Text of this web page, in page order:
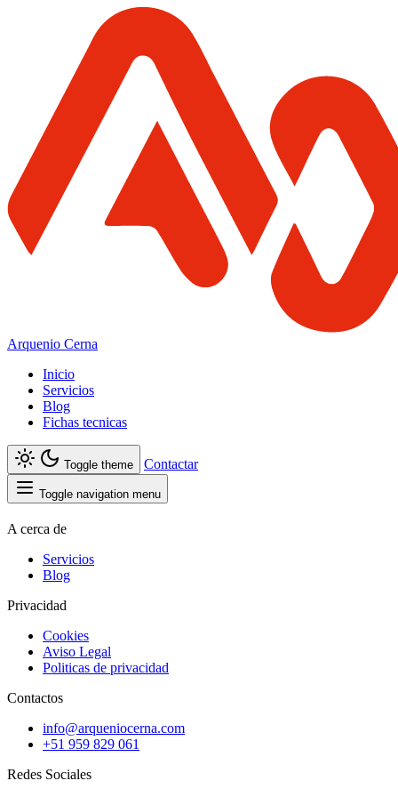
Arquenio Cerna
Inicio
Servicios
Blog
Fichas tecnicas
Toggle theme Contactar
Toggle navigation menu
A cerca de
Servicios
Blog
Privacidad
Cookies
Aviso Legal
Politicas de privacidad
Contactos
info@arqueniocerna.com
+51 959 829 061
Redes Sociales